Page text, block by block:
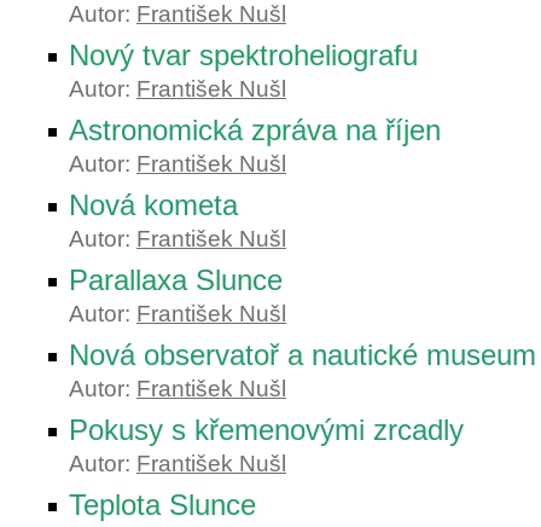
Autor: František Nušl
Nový tvar spektroheliografu
Autor: František Nušl
Astronomická zpráva na říjen
Autor: František Nušl
Nová kometa
Autor: František Nušl
Parallaxa Slunce
Autor: František Nušl
Nová observatoř a nautické museum
Autor: František Nušl
Pokusy s křemenovými zrcadly
Autor: František Nušl
Teplota Slunce